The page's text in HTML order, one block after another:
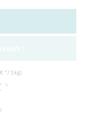
* / 1 kg)